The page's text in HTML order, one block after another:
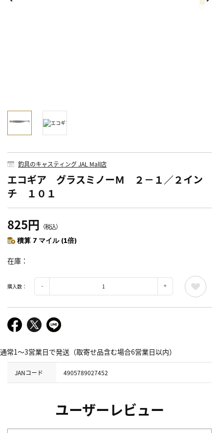
釣具のキャスティング JAL Mall店
エコギア グラスミノーＭ ２－１／２イン
チ １０１
825円 （税込）
積算 7 マイル (1倍)
在庫
購入数：
通常1～3営業日で発送（取寄せ品含む場合6営業日以内）
JANコード 4905789027452
ユーザーレビュー